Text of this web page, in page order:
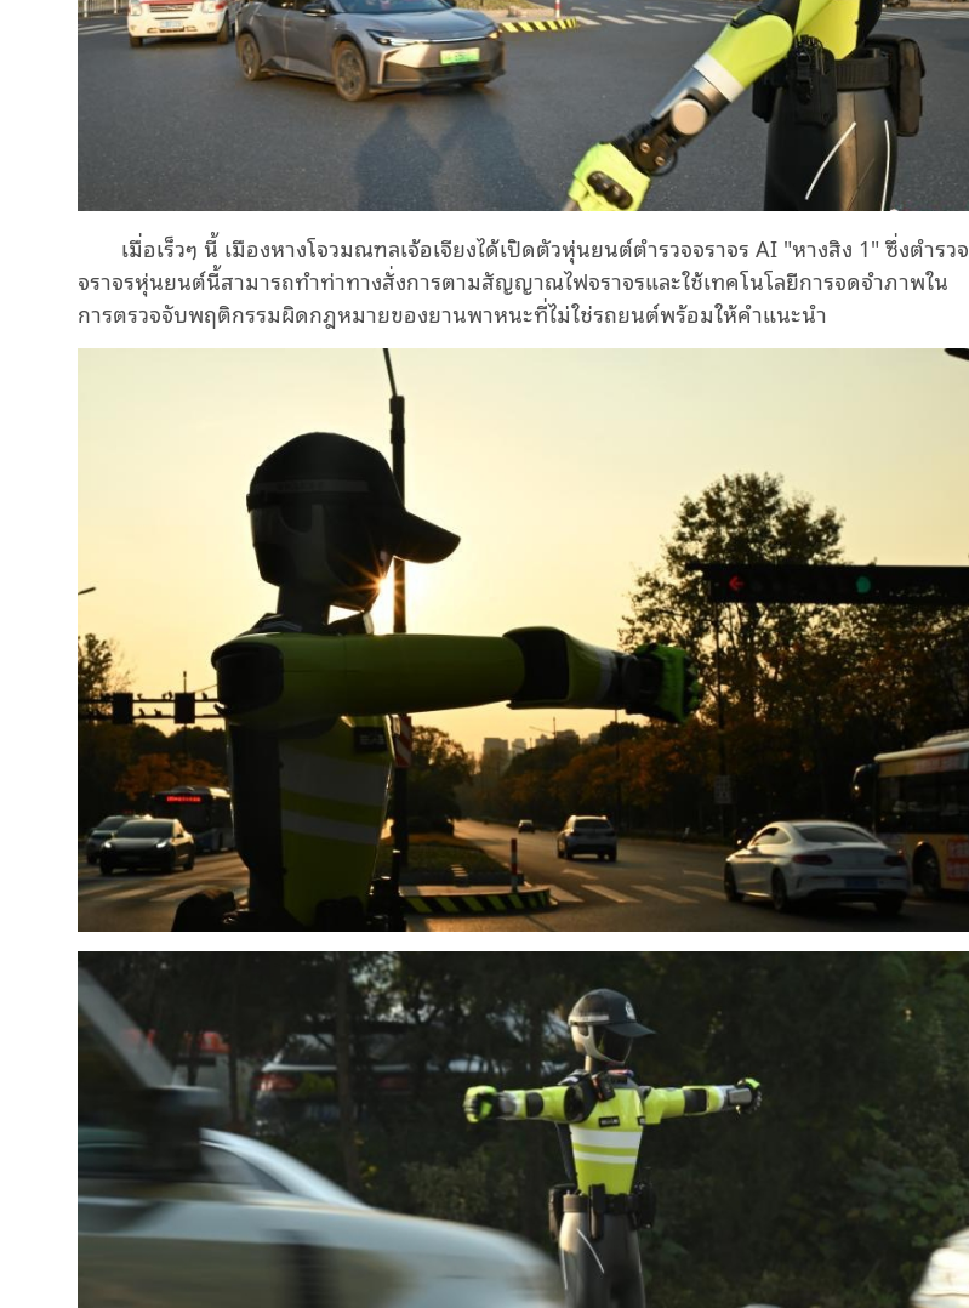
เมื่อเร็วๆ นี้ เมืองหางโจวมณฑลเจ้อเจียงได้เปิดตัวหุ่นยนต์ตำรวจจราจร AI "หางสิง 1" ซึ่งตำรวจ
จราจรหุ่นยนต์นี้สามารถทำท่าทางสั่งการตามสัญญาณไฟจราจรและใช้เทคโนโลยีการจดจำภาพใน
การตรวจจับพฤติกรรมผิดกฎหมายของยานพาหนะที่ไม่ใช่รถยนต์พร้อมให้คำแนะนำ